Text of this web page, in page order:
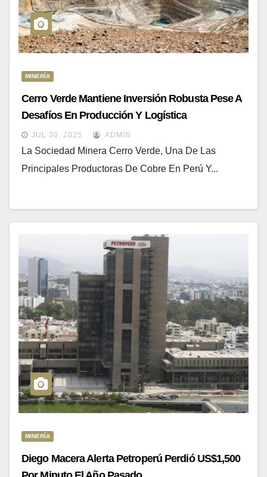
MINERÍA
Cerro Verde Mantiene Inversión Robusta Pese A
Desafíos En Producción Y Logística
JUL 30, 2025 ADMIN
La Sociedad Minera Cerro Verde, Una De Las
Principales Productoras De Cobre En Perú Y...
MINERÍA
Diego Macera Alerta Petroperú Perdió US$1,500